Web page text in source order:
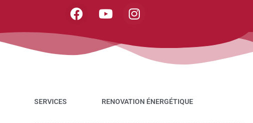
SERVICES RENOVATION ÉNERGÉTIQUE